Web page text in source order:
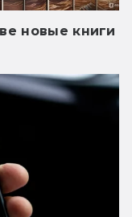
новые книги